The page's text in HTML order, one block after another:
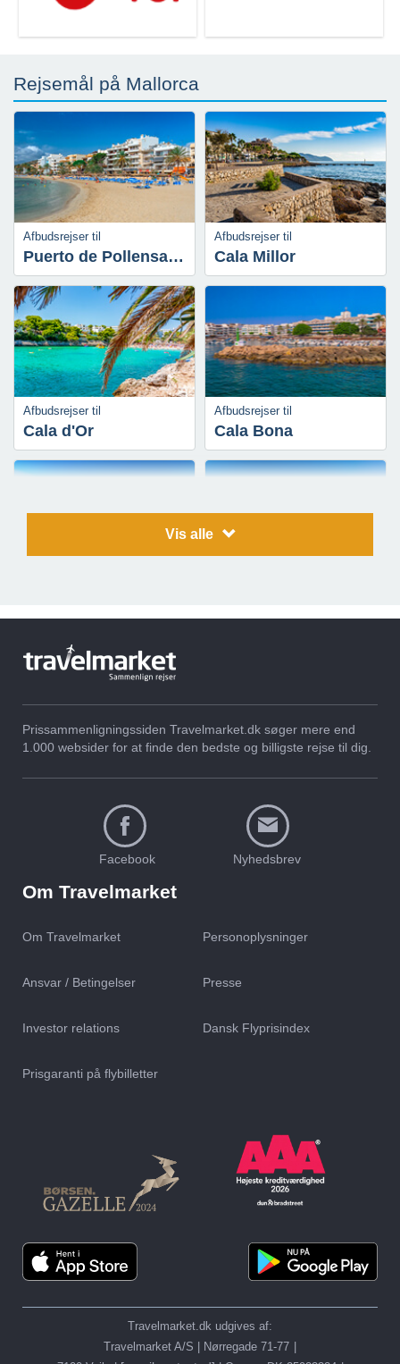
Rejsemål på Mallorca
Afbudsrejser til
Puerto de Pollensa & Pollensa
Afbudsrejser til
Cala Millor
Afbudsrejser til
Cala d'Or
Afbudsrejser til
Cala Bona
Palma de Mallorca
Afbudsrejser til
Playa de Palma
Afbudsrejser til
Mallorca
Vis alle
Prissammenligningssiden Travelmarket.dk søger mere end
1.000 websider for at finde den bedste og billigste rejse til dig.
Facebook Nyhedsbrev
Om Travelmarket
Om Travelmarket Personoplysninger
Ansvar / Betingelser Presse
Investor relations Dansk Flyprisindex
Prisgaranti på flybilletter
Travelmarket.dk udgives af:
Travelmarket A/S | Nørregade 71-77